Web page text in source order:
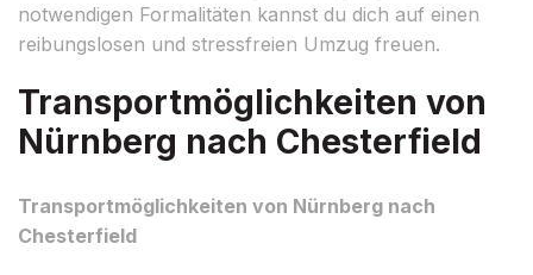
notwendigen Formalitäten kannst du dich auf einen
reibungslosen und stressfreien Umzug freuen.
Transportmöglichkeiten von
Nürnberg nach Chesterfield
Transportmöglichkeiten von Nürnberg nach
Chesterfield